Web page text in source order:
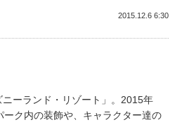
2015.12.6 6:30
ーランド・リゾート」。2015年
ク内の装飾や、キャラクター達の